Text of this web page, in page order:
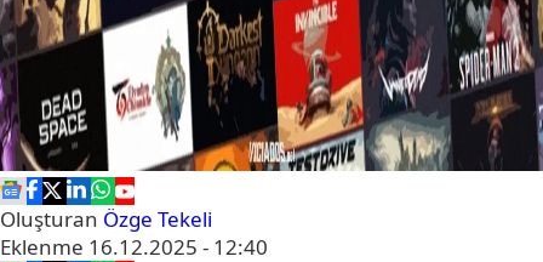
Oluşturan Özge Tekeli
Eklenme 16.12.2025 - 12:40